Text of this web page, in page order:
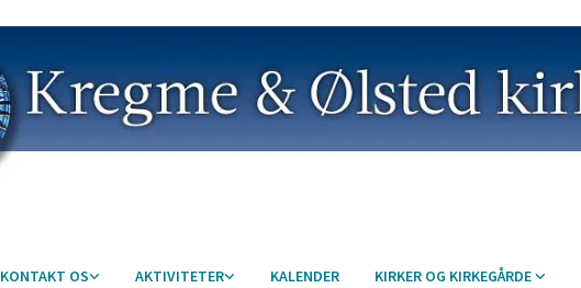
KONTAKT OS AKTIVITETER KALENDER KIRKER OG KIRKEGÅRDE